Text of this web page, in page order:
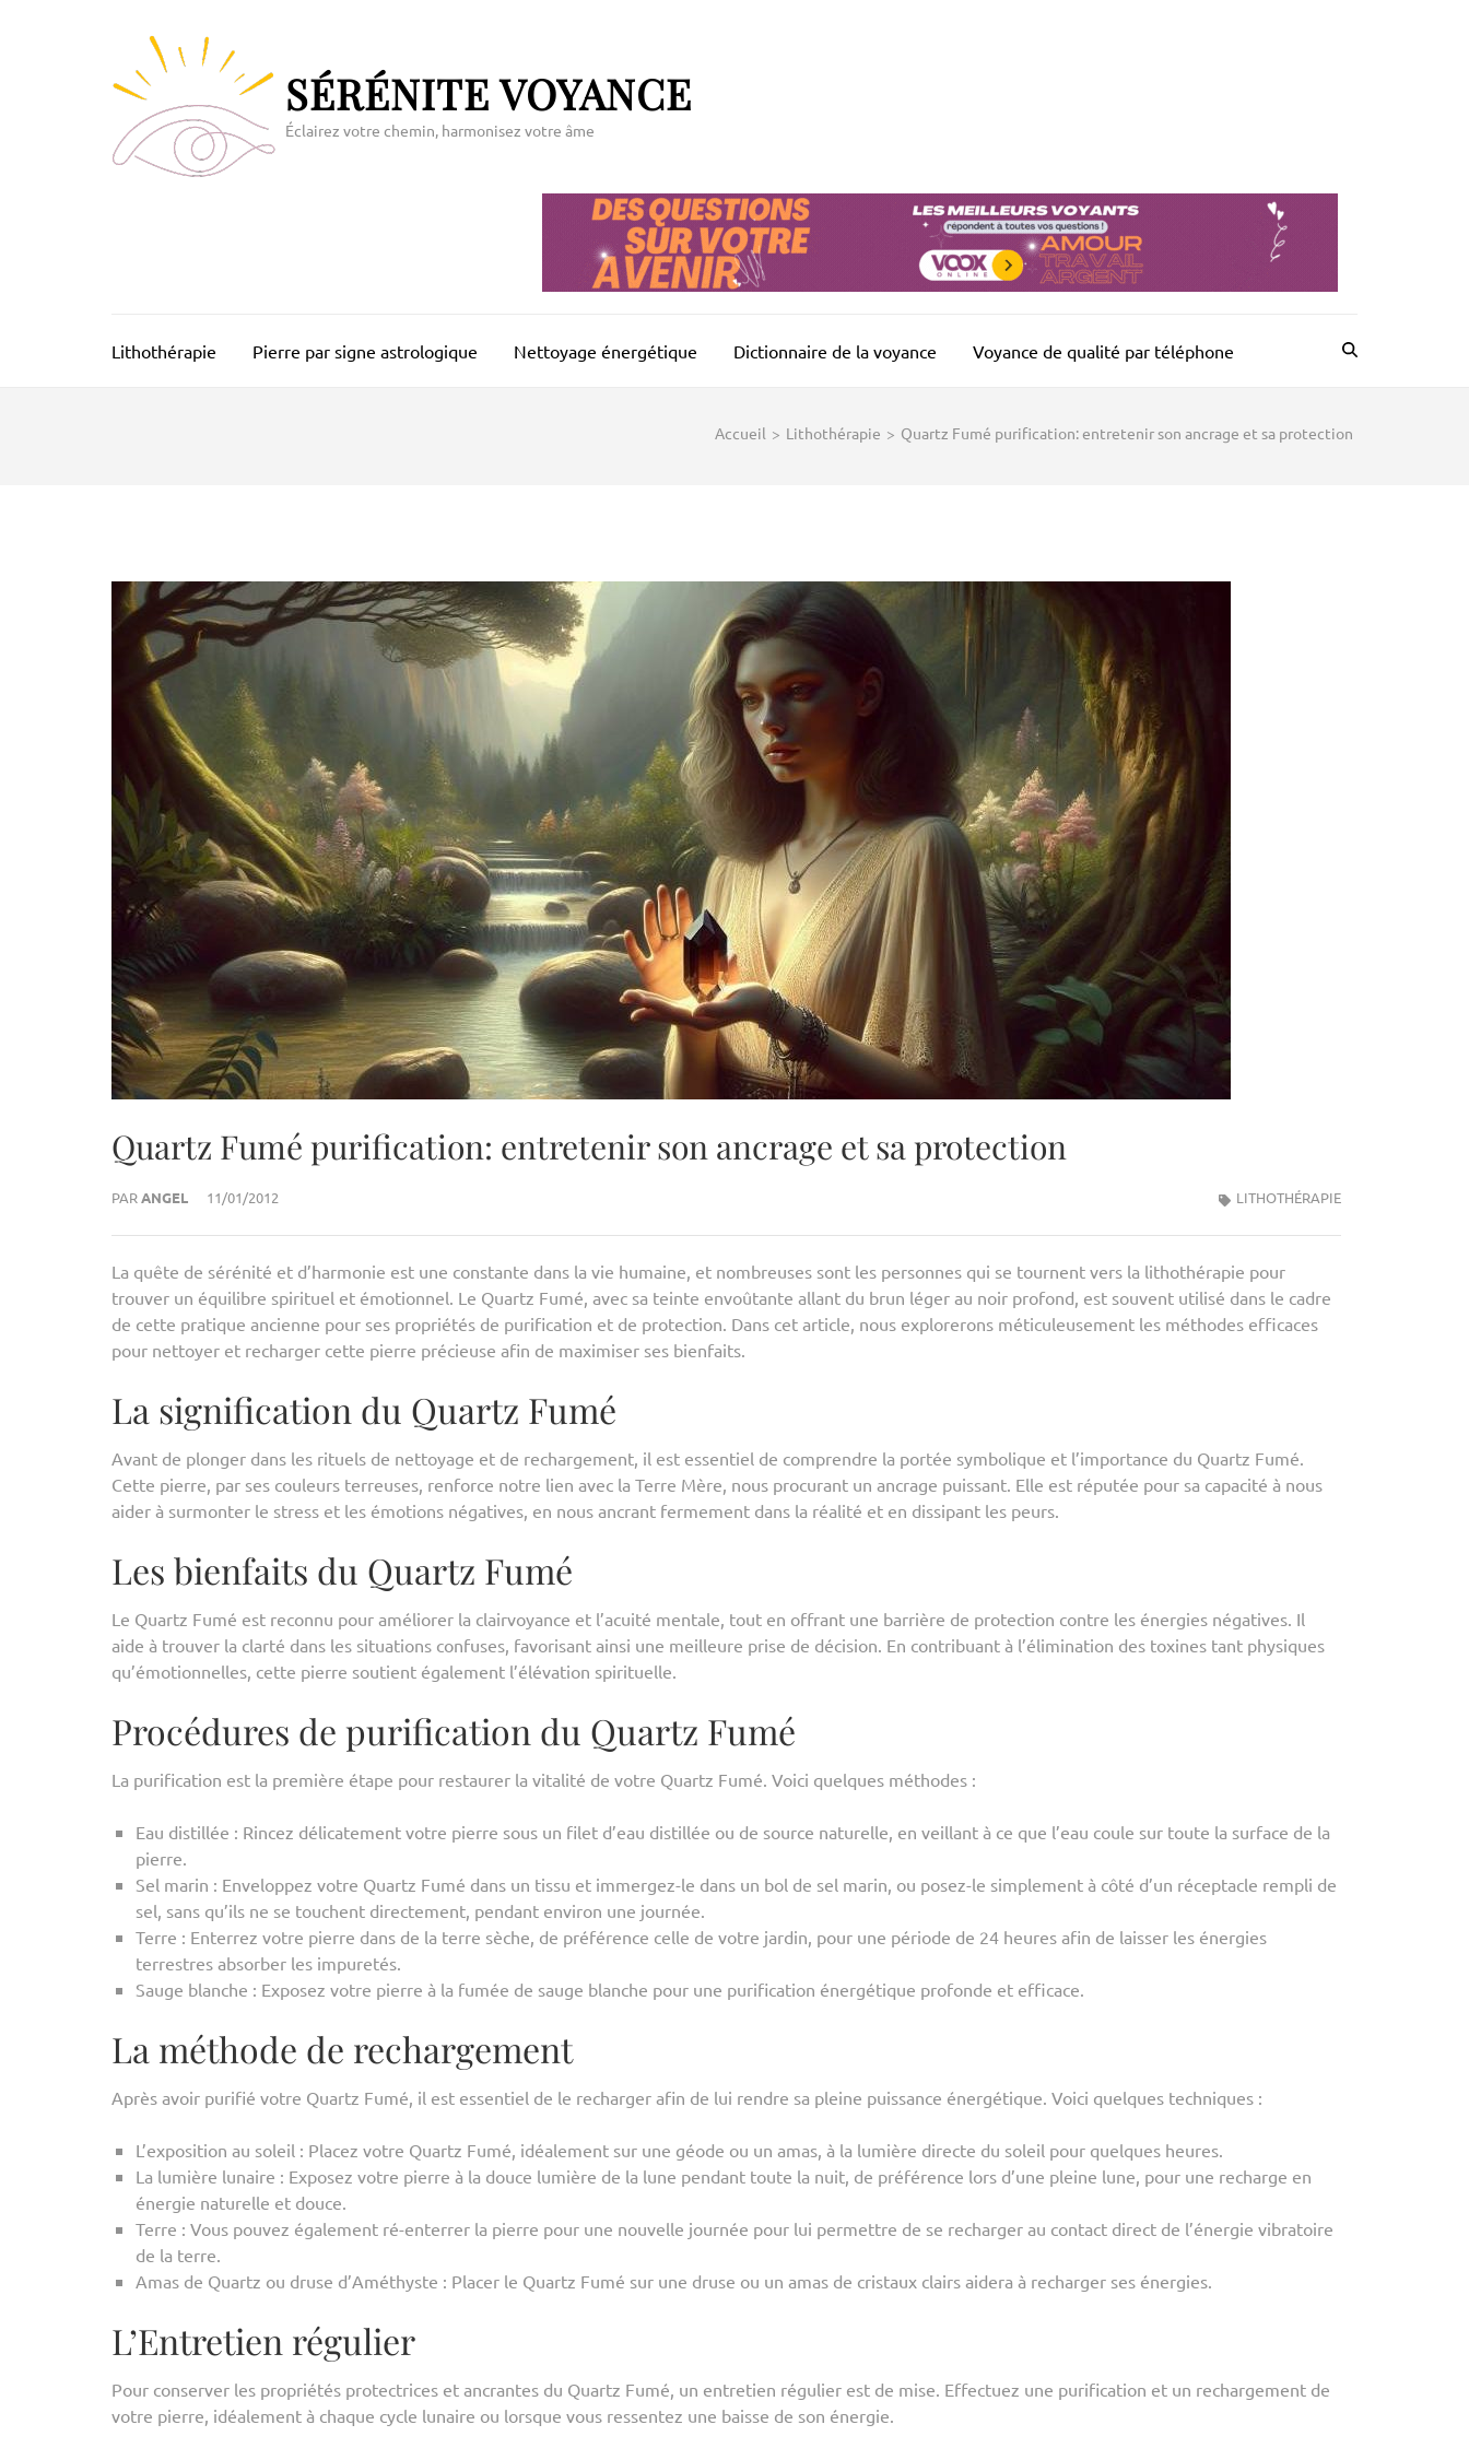
SÉRÉNITE VOYANCE
Éclairez votre chemin, harmonisez votre âme
Lithothérapie Pierre par signe astrologique Nettoyage énergétique Dictionnaire de la voyance Voyance de qualité par téléphone
Accueil > Lithothérapie > Quartz Fumé purification: entretenir son ancrage et sa protection
Quartz Fumé purification: entretenir son ancrage et sa protection
PARANGEL 11/01/2012 LITHOTHÉRAPIE
La quête de sérénité et d’harmonie est une constante dans la vie humaine, et nombreuses sont les personnes qui se tournent vers la lithothérapie pour
trouver un équilibre spirituel et émotionnel. Le Quartz Fumé, avec sa teinte envoûtante allant du brun léger au noir profond, est souvent utilisé dans le cadre
de cette pratique ancienne pour ses propriétés de purification et de protection. Dans cet article, nous explorerons méticuleusement les méthodes efficaces
pour nettoyer et recharger cette pierre précieuse afin de maximiser ses bienfaits.
La signification du Quartz Fumé
Avant de plonger dans les rituels de nettoyage et de rechargement, il est essentiel de comprendre la portée symbolique et l’importance du Quartz Fumé.
Cette pierre, par ses couleurs terreuses, renforce notre lien avec la Terre Mère, nous procurant un ancrage puissant. Elle est réputée pour sa capacité à nous
aider à surmonter le stress et les émotions négatives, en nous ancrant fermement dans la réalité et en dissipant les peurs.
Les bienfaits du Quartz Fumé
Le Quartz Fumé est reconnu pour améliorer la clairvoyance et l’acuité mentale, tout en offrant une barrière de protection contre les énergies négatives. Il
aide à trouver la clarté dans les situations confuses, favorisant ainsi une meilleure prise de décision. En contribuant à l’élimination des toxines tant physiques
qu’émotionnelles, cette pierre soutient également l’élévation spirituelle.
Procédures de purification du Quartz Fumé
La purification est la première étape pour restaurer la vitalité de votre Quartz Fumé. Voici quelques méthodes :
Eau distillée : Rincez délicatement votre pierre sous un filet d’eau distillée ou de source naturelle, en veillant à ce que l’eau coule sur toute la surface de la
pierre.
Sel marin : Enveloppez votre Quartz Fumé dans un tissu et immergez-le dans un bol de sel marin, ou posez-le simplement à côté d’un réceptacle rempli de
sel, sans qu’ils ne se touchent directement, pendant environ une journée.
Terre : Enterrez votre pierre dans de la terre sèche, de préférence celle de votre jardin, pour une période de 24 heures afin de laisser les énergies
terrestres absorber les impuretés.
Sauge blanche : Exposez votre pierre à la fumée de sauge blanche pour une purification énergétique profonde et efficace.
La méthode de rechargement
Après avoir purifié votre Quartz Fumé, il est essentiel de le recharger afin de lui rendre sa pleine puissance énergétique. Voici quelques techniques :
L’exposition au soleil : Placez votre Quartz Fumé, idéalement sur une géode ou un amas, à la lumière directe du soleil pour quelques heures.
La lumière lunaire : Exposez votre pierre à la douce lumière de la lune pendant toute la nuit, de préférence lors d’une pleine lune, pour une recharge en
énergie naturelle et douce.
Terre : Vous pouvez également ré-enterrer la pierre pour une nouvelle journée pour lui permettre de se recharger au contact direct de l’énergie vibratoire
de la terre.
Amas de Quartz ou druse d’Améthyste : Placer le Quartz Fumé sur une druse ou un amas de cristaux clairs aidera à recharger ses énergies.
L’Entretien régulier
Pour conserver les propriétés protectrices et ancrantes du Quartz Fumé, un entretien régulier est de mise. Effectuez une purification et un rechargement de
votre pierre, idéalement à chaque cycle lunaire ou lorsque vous ressentez une baisse de son énergie.